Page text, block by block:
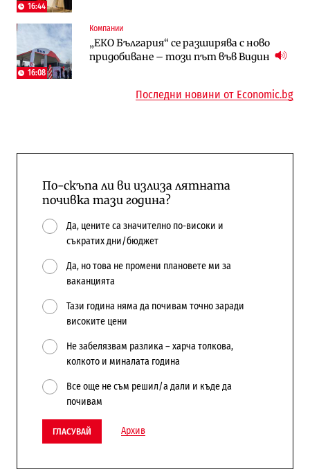
16:44
16:08
Компании
„ЕКО България“ се разширява с ново
придобиване – този път във Видин
Публични финанси
Общините вече зависят от
централната власт за 75% от
Компании
А1 отново е лидер при технологичните
компании и системните интегратори
Последни новини от Economic.bg
По-скъпа ли ви излиза лятната
почивка тази година?
Да, цените са значително по-високи и
съкратих дни/бюджет
Да, но това не промени плановете ми за
ваканцията
Тази година няма да почивам точно заради
високите цени
Не забелязвам разлика – харча толкова,
колкото и миналата година
Все още не съм решил/а дали и къде да
почивам
ГЛАСУВАЙ Архив